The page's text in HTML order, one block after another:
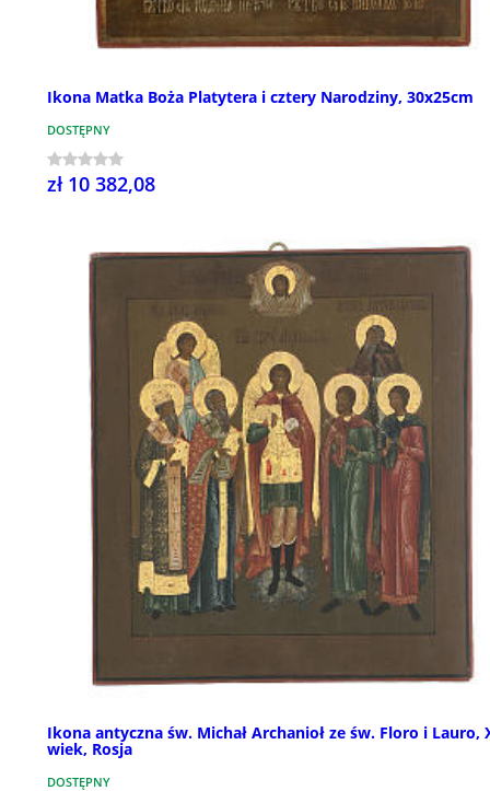
Ikona Matka Boża Platytera i cztery Narodziny, 30x25cm
DOSTĘPNY
zł 10 382,08
Ikona antyczna św. Michał Archanioł ze św. Floro i Lauro,
wiek, Rosja
DOSTĘPNY